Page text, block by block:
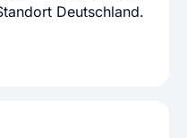
Deutschland.